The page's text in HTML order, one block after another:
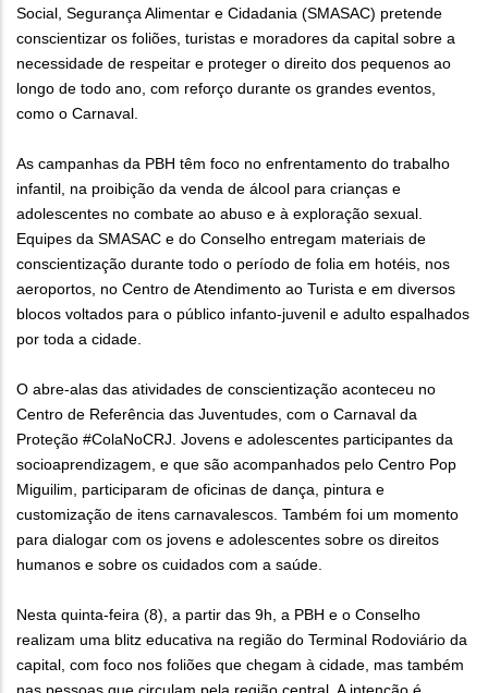
Social, Segurança Alimentar e Cidadania (SMASAC) pretende
conscientizar os foliões, turistas e moradores da capital sobre a
necessidade de respeitar e proteger o direito dos pequenos ao
longo de todo ano, com reforço durante os grandes eventos,
como o Carnaval.
As campanhas da PBH têm foco no enfrentamento do trabalho
infantil, na proibição da venda de álcool para crianças e
adolescentes no combate ao abuso e à exploração sexual.
Equipes da SMASAC e do Conselho entregam materiais de
conscientização durante todo o período de folia em hotéis, nos
aeroportos, no Centro de Atendimento ao Turista e em diversos
blocos voltados para o público infanto-juvenil e adulto espalhados
por toda a cidade.
O abre-alas das atividades de conscientização aconteceu no
Centro de Referência das Juventudes, com o Carnaval da
Proteção #ColaNoCRJ. Jovens e adolescentes participantes da
socioaprendizagem, e que são acompanhados pelo Centro Pop
Miguilim, participaram de oficinas de dança, pintura e
customização de itens carnavalescos. Também foi um momento
para dialogar com os jovens e adolescentes sobre os direitos
humanos e sobre os cuidados com a saúde.
Nesta quinta-feira (8), a partir das 9h, a PBH e o Conselho
realizam uma blitz educativa na região do Terminal Rodoviário da
capital, com foco nos foliões que chegam à cidade, mas também